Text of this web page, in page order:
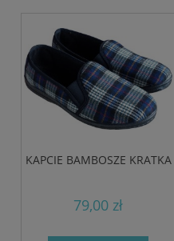
KAPCIE BAMBOSZE KRATKA
79,00 zł